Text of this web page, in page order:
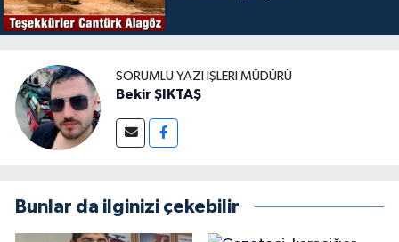
SORUMLU YAZI İŞLERI MÜDÜRÜ
Bekir ŞIKTAŞ
Bunlar da ilginizi çekebilir